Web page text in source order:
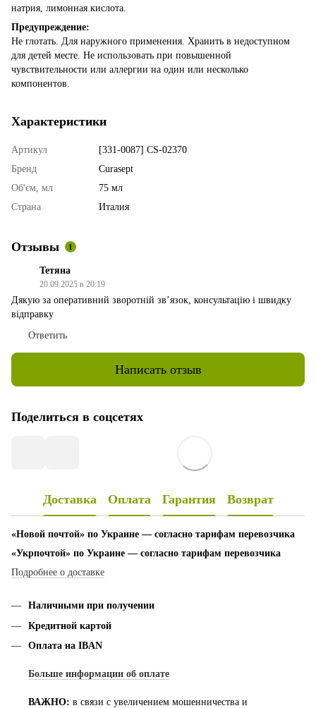
натрия, лимонная кислота.
Предупреждение:
Не глотать. Для наружного применения. Хранить в недоступном
для детей месте. Не использовать при повышенной
чувствительности или аллергии на один или несколько
компонентов.
Характеристики
Артикул
[331-0087] CS-02370
Бренд
Curasept
Об'єм, мл
75 мл
Страна
Италия
Отзывы 1
Тетяна
20.09.2025 в 20:19
Дякую за оперативний зворотній звʼязок, консультацію і швидку
відправку
Ответить
Написать отзыв
Поделиться в соцсетях
Доставка Оплата Гарантия Возврат
«Новой почтой» по Украине — согласно тарифам перевозчика
«Укрпочтой» по Украине — согласно тарифам перевозчика
Подробнее о доставке
Наличными при получении
Кредитной картой
Оплата на IBAN
Больше информации об оплате
ВАЖНО: в связи с увеличением мошенничества и